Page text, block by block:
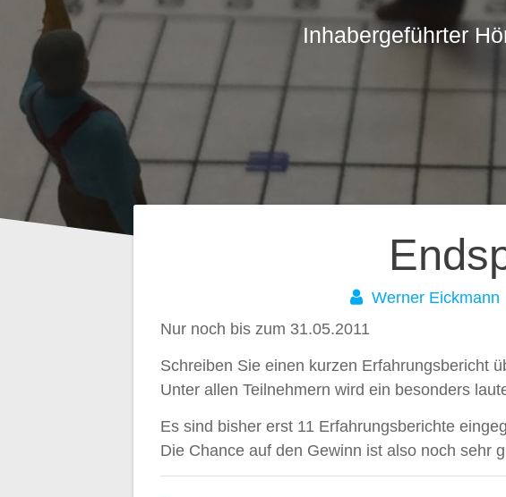
Inhabergeführter
Werner Eickmann
Nur noch bis zum 31.05.2011
Schreiben Sie einen kurzen Erfahrungsbericht
Unter allen Teilnehmern wird ein besonders
Es sind bisher erst 11 Erfahrungsberichte
Die Chance auf den Gewinn ist also noch sehr
Beitragsnavigation